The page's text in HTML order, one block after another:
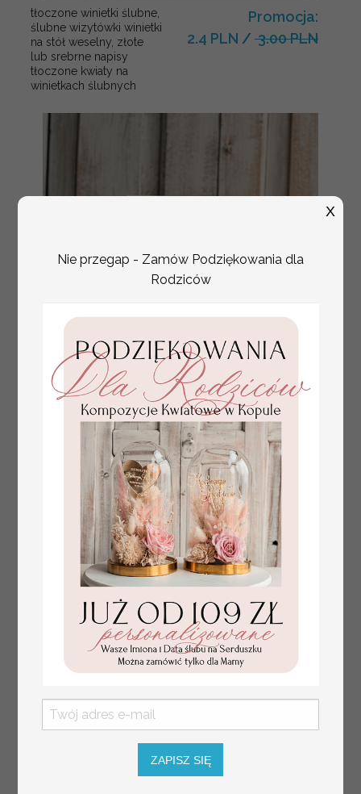
tłoczone winietki ślubne,
ślubne wizytówki winietki
na stół weselny, złote
lub srebrne napisy
tłoczone kwiaty na
winietkach ślubnych
Promocja:
2.4 PLN / 3.00 PLN
numerki na stół weselny
z tłoczonymi kwiatami,
eleganckie numerki na
stoły weselne, tłoczone
numerki na stół weselny,
dekoracja stołów
weselnych tłoczone
Promocja:
10 PLN /13.00 PLN
Nie przegap - Zamów Podziękowania dla
Rodziców
ZAPISZ SIĘ
X